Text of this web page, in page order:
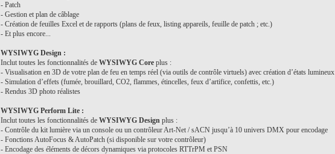
- Patch
- Gestion et plan de câblage
- Création de feuilles Excel et de rapports (plans de feux, listing appareils, feuille de patch ; etc.)
- Et plus encore...
WYSIWYG Design :
Inclut toutes les fonctionnalités de WYSIWYG Core plus :
- Visualisation en 3D de votre plan de feu en temps réel (via outils de contrôle virtuels) avec création d’états lumineux
- Simulation d’effets (fumée, brouillard, CO2, flammes, étincelles, feux d’artifice, confettis, etc.)
- Rendus 3D photo réalistes
WYSIWYG Perform Lite :
Inclut toutes les fonctionnalités de WYSIWYG Design plus :
- Contrôle du kit lumière via un console ou un contrôleur Art-Net / sACN jusqu’à 10 univers DMX pour encodage
- Fonctions AutoFocus & AutoPatch (si disponible sur votre contrôleur)
- Encodage des éléments de décors dynamiques via protocoles RTTrPM et PSN